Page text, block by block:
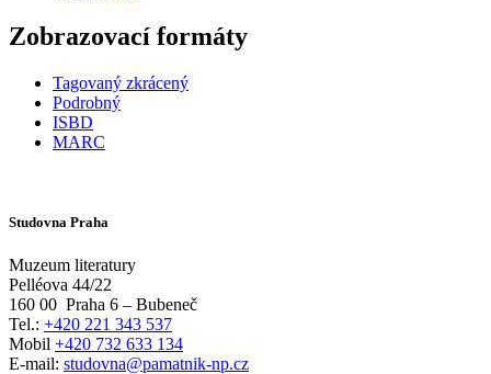
Zobrazovací formáty
Tagovaný zkrácený
Podrobný
ISBD
MARC
Studovna Praha
Muzeum literatury
Pelléova 44/22
160 00 Praha 6 – Bubeneč
Tel.: +420 221 343 537
Mobil +420 732 633 134
E-mail: studovna@pamatnik-np.cz